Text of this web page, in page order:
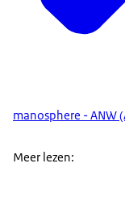
manosphere - ANW
Meer lezen: